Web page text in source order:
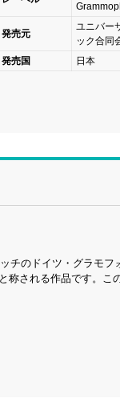
発売元
ユニバー
ック合同
発売国
日本
チのドイツ・グラモ
される作品です。